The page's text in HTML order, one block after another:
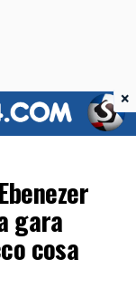
gara
cosa
×